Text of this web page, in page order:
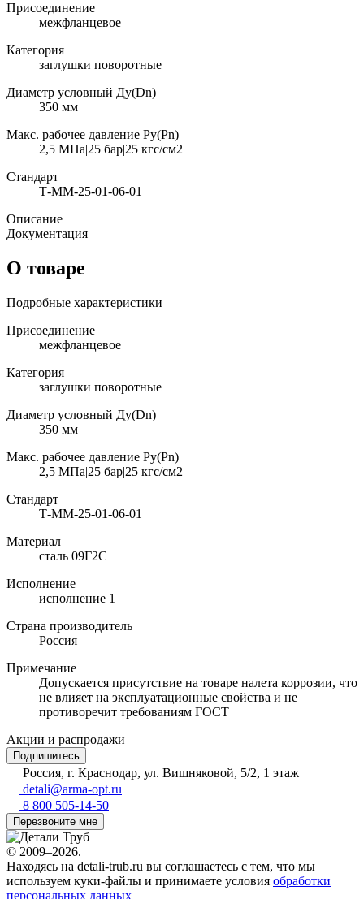
Присоединение
межфланцевое
Категория
заглушки поворотные
Диаметр условный Ду(Dn)
350 мм
Макс. рабочее давление Ру(Pn)
2,5 МПа|25 бар|25 кгс/см2
Стандарт
Т-ММ-25-01-06-01
Описание
Документация
О товаре
Подробные характеристики
Присоединение
межфланцевое
Категория
заглушки поворотные
Диаметр условный Ду(Dn)
350 мм
Макс. рабочее давление Ру(Pn)
2,5 МПа|25 бар|25 кгс/см2
Стандарт
Т-ММ-25-01-06-01
Материал
сталь 09Г2С
Исполнение
исполнение 1
Страна производитель
Россия
Примечание
Допускается присутствие на товаре налета коррозии, что
не влияет на эксплуатационные свойства и не
противоречит требованиям ГОСТ
Акции и распродажи
Подпишитесь
Россия, г. Краснодар, ул. Вишняковой, 5/2, 1 этаж
detali@arma-opt.ru
8 800 505-14-50
Перезвоните мне
© 2009–2026.
Находясь на detali-trub.ru вы соглашаетесь с тем, что мы
используем куки-файлы и принимаете условия обработки
персональных данных